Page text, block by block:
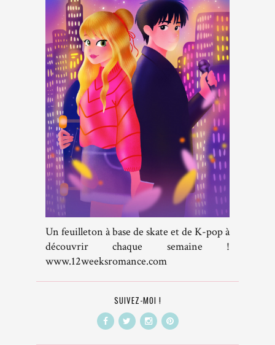
Un feuilleton à base de skate et de K-pop à
découvrir chaque semaine !
www.12weeksromance.com
SUIVEZ-MOI !